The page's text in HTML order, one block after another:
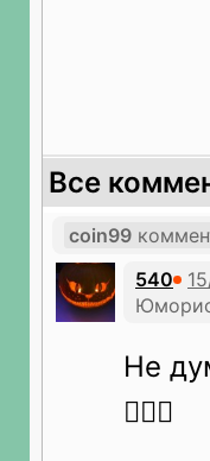
Все
coin99
540
Не
🤦🏻‍♂️